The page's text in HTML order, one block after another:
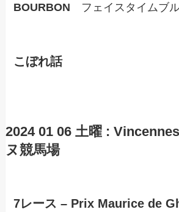
BOURBON フェイスタイムブル
こぼれ話
2024 01 06 土曜 : Vincennes
ヌ競馬場
7レース – Prix Maurice de